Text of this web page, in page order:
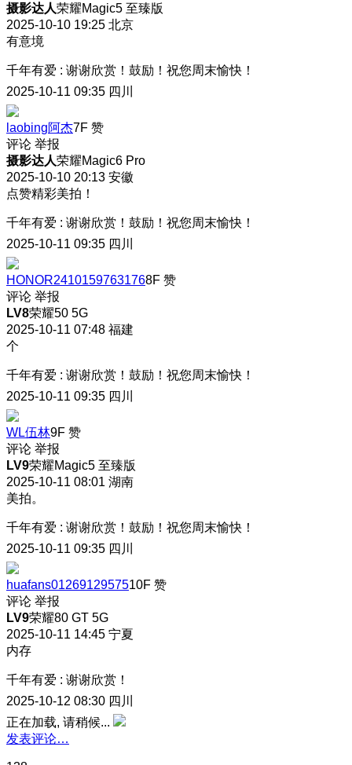
摄影达人荣耀Magic5 至臻版
2025-10-10 19:25 北京
有意境
千年有爱 : 谢谢欣赏！鼓励！祝您周末愉快！
2025-10-11 09:35 四川
laobing阿杰7F 赞
评论 举报
摄影达人荣耀Magic6 Pro
2025-10-10 20:13 安徽
点赞精彩美拍！
千年有爱 : 谢谢欣赏！鼓励！祝您周末愉快！
2025-10-11 09:35 四川
HONOR24101597631768F 赞
评论 举报
LV8荣耀50 5G
2025-10-11 07:48 福建
个
千年有爱 : 谢谢欣赏！鼓励！祝您周末愉快！
2025-10-11 09:35 四川
WL伍林9F 赞
评论 举报
LV9荣耀Magic5 至臻版
2025-10-11 08:01 湖南
美拍。
千年有爱 : 谢谢欣赏！鼓励！祝您周末愉快！
2025-10-11 09:35 四川
huafans0126912957510F 赞
评论 举报
LV9荣耀80 GT 5G
2025-10-11 14:45 宁夏
内存
千年有爱 : 谢谢欣赏！
2025-10-12 08:30 四川
正在加载, 请稍候...
发表评论…